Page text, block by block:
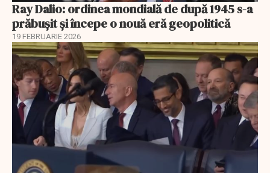
Ray Dalio: ordinea mondială de după 1945 s-a
prăbușit și începe o nouă eră geopolitică
19 FEBRUARIE 2026